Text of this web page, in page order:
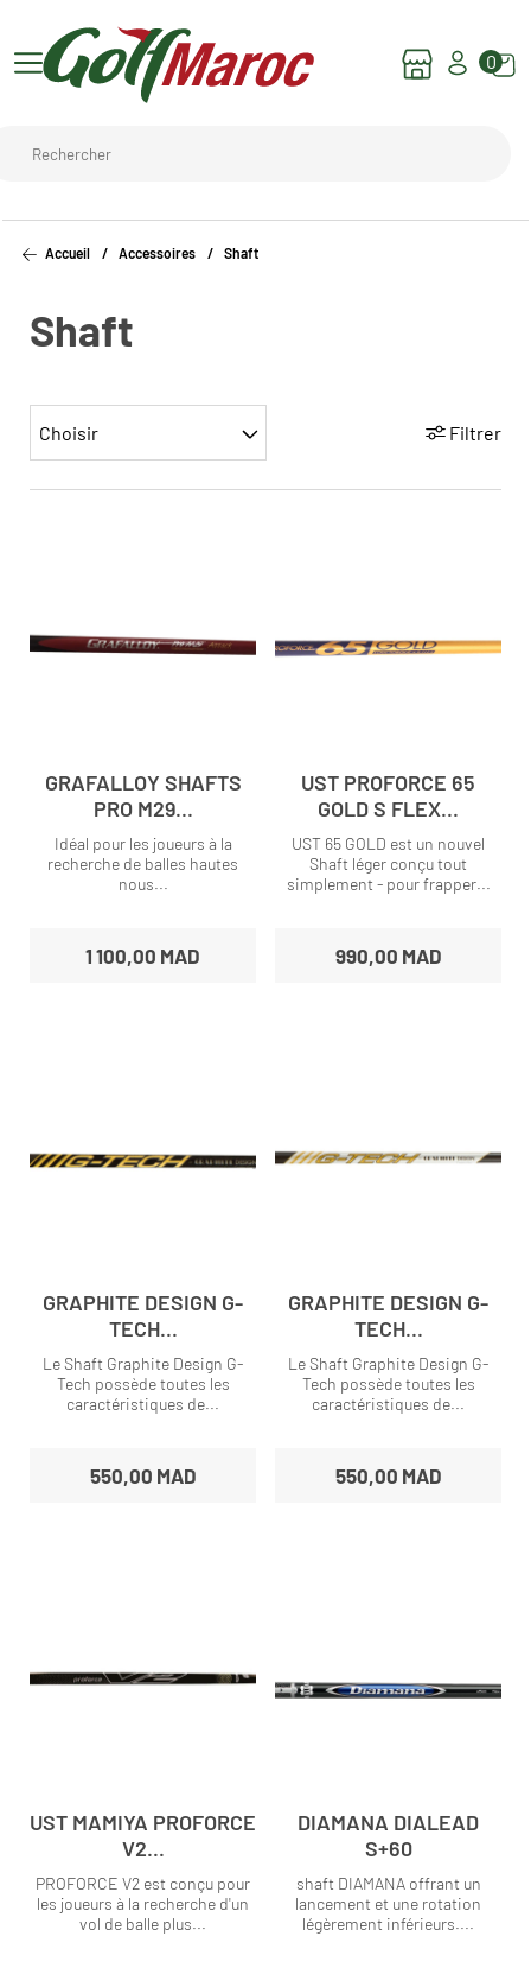
0
Accueil Accessoires Shaft
Shaft
Choisir Filtrer
GRAFALLOY SHAFTS
PRO M29...
Idéal pour les joueurs à la
recherche de balles hautes
nous...
1 100,00 MAD
UST PROFORCE 65
GOLD S FLEX...
UST 65 GOLD est un nouvel
Shaft léger conçu tout
simplement - pour frapper...
990,00 MAD
GRAPHITE DESIGN G-
TECH...
Le Shaft Graphite Design G-
Tech possède toutes les
caractéristiques de...
550,00 MAD
GRAPHITE DESIGN G-
TECH...
Le Shaft Graphite Design G-
Tech possède toutes les
caractéristiques de...
550,00 MAD
UST MAMIYA PROFORCE
V2...
PROFORCE V2 est conçu pour
les joueurs à la recherche d'un
vol de balle plus...
DIAMANA DIALEAD
S+60
shaft DIAMANA offrant un
lancement et une rotation
légèrement inférieurs....